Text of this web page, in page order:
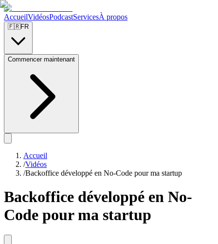
AccueilVidéosPodcastServicesÀ propos
🇫🇷FR
Commencer maintenant
Accueil
/Vidéos
/Backoffice développé en No-Code pour ma startup
Backoffice développé en No-
Code pour ma startup